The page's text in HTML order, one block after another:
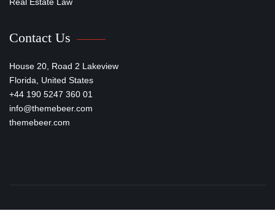
Contact Us
House 20, Road 2 Lakeview
Florida, United States
+44 190 5247 360 01
info@themebeer.com
themebeer.com